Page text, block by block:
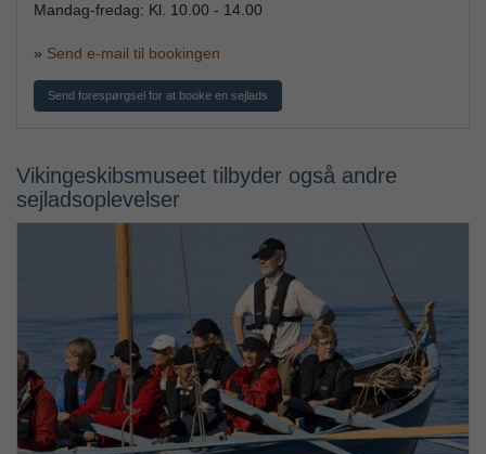
Mandag-fredag: Kl. 10.00 - 14.00
» Send e-mail til bookingen
Send forespørgsel for at booke en sejlads
Vikingeskibsmuseet tilbyder også andre
sejladsoplevelser